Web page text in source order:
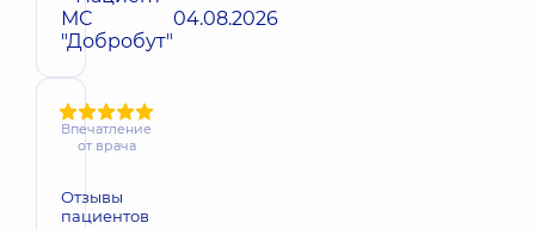
МС
"Добробут"
04.08.2026
Впечатление
от врача
Отзывы
пациентов